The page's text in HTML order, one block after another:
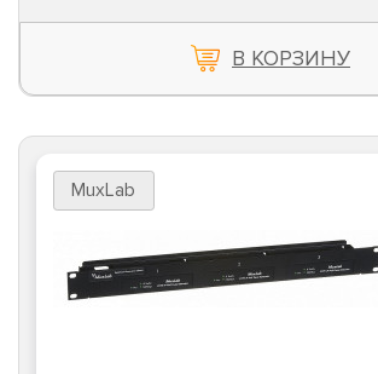
В КОРЗИНУ
MuxLab